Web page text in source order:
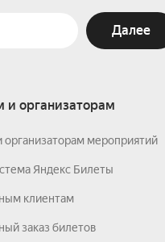
Далее
и организаторам
организаторам мероприятий
Яндекс Билеты
клиентам
заказ билетов